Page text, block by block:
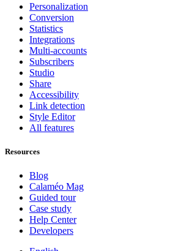
Personalization
Conversion
Statistics
Integrations
Multi-accounts
Subscribers
Studio
Share
Accessibility
Link detection
Style Editor
All features
Resources
Blog
Calaméo Mag
Guided tour
Case study
Help Center
Developers